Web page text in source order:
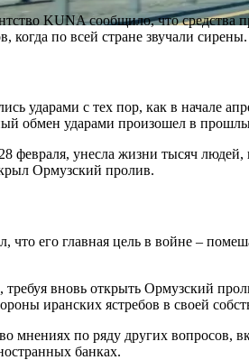
KUNA сообщило, что
когда по всей стране звучали
ударами с тех пор, как в начале
обмен ударами произошел в
унесла жизни тысяч
Ормузский пролив.
его главная цель в войне –
требуя вновь открыть Ормузский
иранских ястребов в своей
мнениях по ряду других вопросов,
банках.